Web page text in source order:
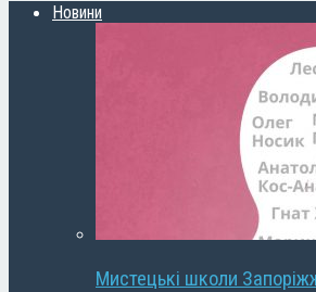
Новини
Мистецькі школи